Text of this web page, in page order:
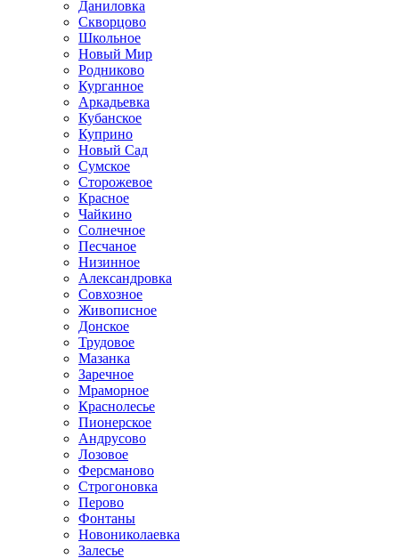
Даниловка
Скворцово
Школьное
Новый Мир
Родниково
Курганное
Аркадьевка
Кубанское
Куприно
Новый Сад
Сумское
Сторожевое
Красное
Чайкино
Солнечное
Песчаное
Низинное
Александровка
Совхозное
Живописное
Донское
Трудовое
Мазанка
Заречное
Мраморное
Краснолесье
Пионерское
Андрусово
Лозовое
Ферсманово
Строгоновка
Перово
Фонтаны
Новониколаевка
Залесье